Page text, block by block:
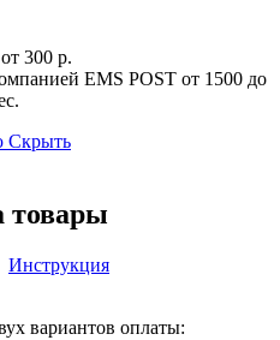
300 р.
EMS POST от 1500 до
Скрыть
товары
Инструкция
вариантов оплаты: